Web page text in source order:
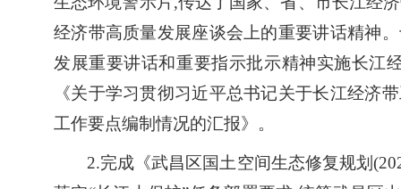
经济带高质量发展座谈会上的重要讲话精神
发展重要讲话和重要指示批示精神实施长江
《关于学习贯彻习近平总书记关于长江经济
工作要点编制情况的汇报》。
2.完成《武昌区国土空间生态修复规划